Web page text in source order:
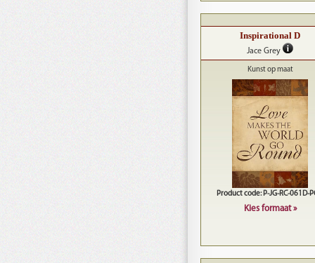
Inspirational D
Jace Grey
Kunst op maat
Product code: P-JG-RC-061D-
Kies formaat »